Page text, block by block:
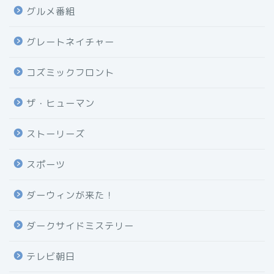
グルメ番組
グレートネイチャー
コズミックフロント
ザ・ヒューマン
ストーリーズ
スポーツ
ダーウィンが来た！
ダークサイドミステリー
テレビ朝日